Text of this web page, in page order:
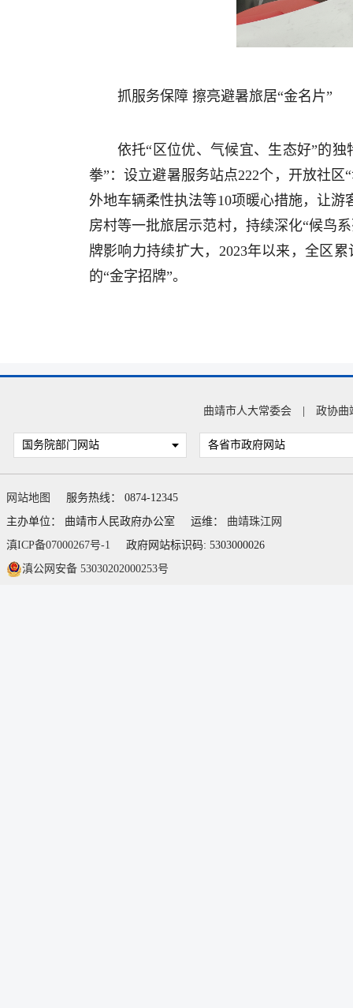
抓服务保障 擦亮避暑旅居“金名片”
依托“区位优、气候宜、生态好”的
拳”：设立避暑服务站点222个，开放社
外地车辆柔性执法等10项暖心措施，让
房村等一批旅居示范村，持续深化“候鸟
牌影响力持续扩大，2023年以来，全区
的“金字招牌”。
曲靖市人大常委会 | 政协曲
国务院部门网站 各省市政府网站
网站地图
服务热线： 0874-12345
主办单位： 曲靖市人民政府办公室
运维： 曲靖珠江网
滇ICP备07000267号-1
政府网站标识码: 5303000026
滇公网安备 53030202000253号